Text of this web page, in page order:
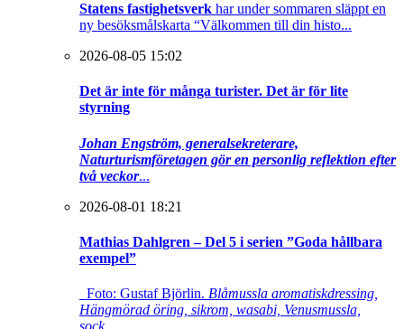
Statens fastighetsverk har under sommaren släppt en
ny besöksmålskarta “Välkommen till din histo...
2026-08-05 15:02
Det är inte för många turister. Det är för lite
styrning
Johan Engström, generalsekreterare,
Naturturismföretagen gör en personlig reflektion efter
två veckor...
2026-08-01 18:21
Mathias Dahlgren – Del 5 i serien ”Goda hållbara
exempel”
Foto: Gustaf Björlin. Blåmussla aromatiskdressing,
Hängmörad öring, sikrom, wasabi, Venusmussla,